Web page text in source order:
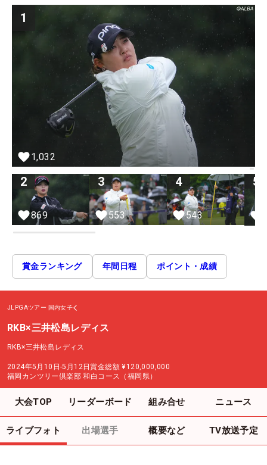
1
1,032
2
869
3
553
4
543
5
賞金ランキング 年間日程 ポイント・成績
JLPGAツアー 国内女子
RKB×三井松島レディス
RKB×三井松島レディス
2024年5月10日-5月12日賞金総額 ¥120,000,000
福岡カンツリー倶楽部 和白コース（福岡県）
大会TOP リーダーボード 組み合せ ニュース
ライブフォト 出場選手 概要など TV放送予定